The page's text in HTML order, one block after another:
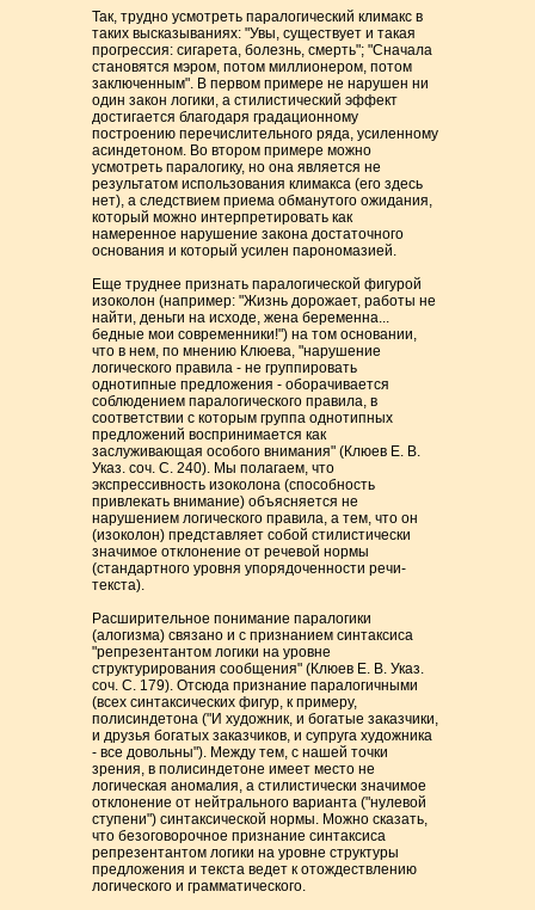
Так, трудно усмотреть паралогический климакс в
таких высказываниях: "Увы, существует и такая
прогрессия: сигарета, болезнь, смерть"; "Сначала
становятся мэром, потом миллионером, потом
заключенным". В первом примере не нарушен ни
один закон логики, а стилистический эффект
достигается благодаря градационному
построению перечислительного ряда, усиленному
асиндетоном. Во втором примере можно
усмотреть паралогику, но она является не
результатом использования климакса (его здесь
нет), а следствием приема обманутого ожидания,
который можно интерпретировать как
намеренное нарушение закона достаточного
основания и который усилен парономазией.
Еще труднее признать паралогической фигурой
изоколон (например: "Жизнь дорожает, работы не
найти, деньги на исходе, жена беременна...
бедные мои современники!") на том основании,
что в нем, по мнению Клюева, "нарушение
логического правила - не группировать
однотипные предложения - оборачивается
соблюдением паралогического правила, в
соответствии с которым группа однотипных
предложений воспринимается как
заслуживающая особого внимания" (Клюев Е. В.
Указ. соч. С. 240). Мы полагаем, что
экспрессивность изоколона (способность
привлекать внимание) объясняется не
нарушением логического правила, а тем, что он
(изоколон) представляет собой стилистически
значимое отклонение от речевой нормы
(стандартного уровня упорядоченности речи-
текста).
Расширительное понимание паралогики
(алогизма) связано и с признанием синтаксиса
"репрезентантом логики на уровне
структурирования сообщения" (Клюев Е. В. Указ.
соч. С. 179). Отсюда признание паралогичными
(всех синтаксических фигур, к примеру,
полисиндетона ("И художник, и богатые заказчики,
и друзья богатых заказчиков, и супруга художника
- все довольны"). Между тем, с нашей точки
зрения, в полисиндетоне имеет место не
логическая аномалия, а стилистически значимое
отклонение от нейтрального варианта ("нулевой
ступени") синтаксической нормы. Можно сказать,
что безоговорочное признание синтаксиса
репрезентантом логики на уровне структуры
предложения и текста ведет к отождествлению
логического и грамматического.